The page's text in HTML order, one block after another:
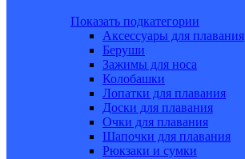
Показать подкатегории
Аксессуары для плавания
Беруши
Зажимы для носа
Колобашки
Лопатки для плавания
Доски для плавания
Очки для плавания
Шапочки для плавания
Рюкзаки и сумки